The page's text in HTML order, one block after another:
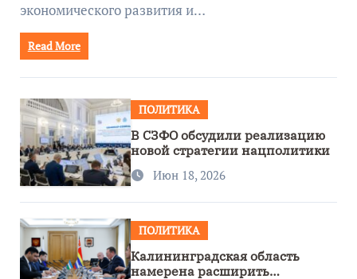
экономического развития и…
Read More
ПОЛИТИКА
В СЗФО обсудили реализацию
новой стратегии нацполитики
Июн 18, 2026
ПОЛИТИКА
Калининградская область
намерена расширить